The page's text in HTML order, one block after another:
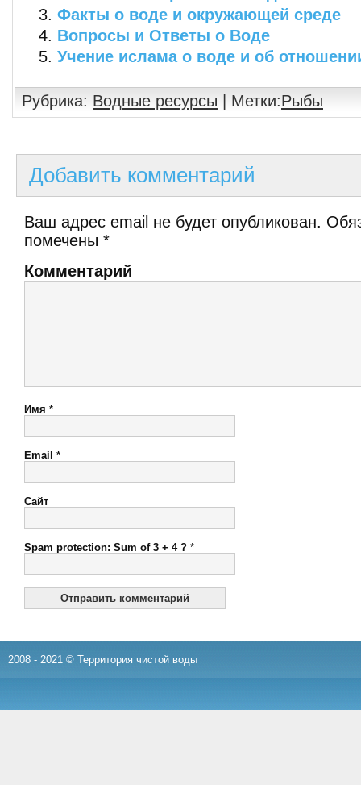
Факты о воде и окружающей среде
Вопросы и Ответы о Воде
Учение ислама о воде и об
Рубрика: Водные ресурсы | Метки:Рыбы
Добавить комментарий
Ваш адрес email не будет опубликован.
помечены *
Комментарий
Имя *
Email *
Сайт
Spam protection: Sum of 3 + 4 ? *
2008 - 2021 © Территория чистой воды